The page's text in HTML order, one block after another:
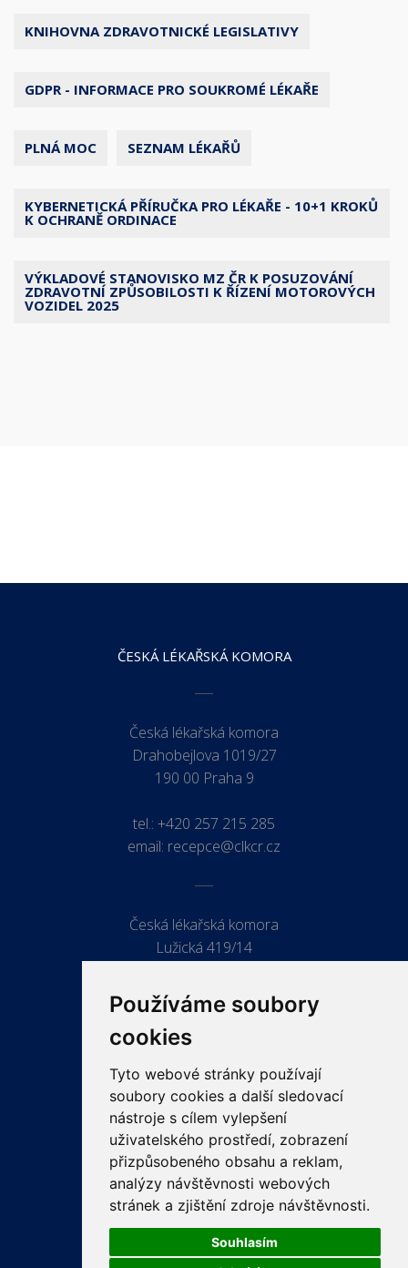
Používáme soubory
cookies
Tyto webové stránky používají
soubory cookies a další sledovací
nástroje s cílem vylepšení
uživatelského prostředí, zobrazení
přizpůsobeného obsahu a reklam,
analýzy návštěvnosti webových
stránek a zjištění zdroje návštěvnosti.
Souhlasím
KNIHOVNA ZDRAVOTNICKÉ LEGISLATIVY
GDPR - INFORMACE PRO SOUKROMÉ LÉKAŘE
PLNÁ MOC SEZNAM LÉKAŘŮ
KYBERNETICKÁ PŘÍRUČKA PRO LÉKAŘE - 10+1 KROKŮ
K OCHRANĚ ORDINACE
VÝKLADOVÉ STANOVISKO MZ ČR K POSUZOVÁNÍ
ZDRAVOTNÍ ZPŮSOBILOSTI K ŘÍZENÍ MOTOROVÝCH
VOZIDEL 2025
ČESKÁ LÉKAŘSKÁ KOMORA
Česká lékařská komora
Drahobejlova 1019/27
190 00 Praha 9
tel.: +420 257 215 285
email: recepce@clkcr.cz
Česká lékařská komora
Lužická 419/14
ODKAZY
PRO LÉKAŘE
PRO VEŘEJNOST
VZDĚLÁVÁNÍ